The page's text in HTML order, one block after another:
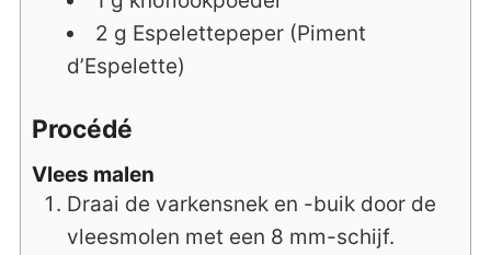
2 g Espelettepeper (Piment
d’Espelette)
Procédé
Vlees malen
Draai de varkensnek en -buik door de
vleesmolen met een 8 mm-schijf.